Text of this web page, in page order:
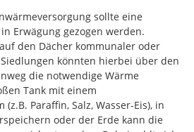
sollte eine
Erwägung gezogen werden.
den Dächer kommunaler oder
könnten hierbei über den
die notwendige Wärme
Tank mit einem
Paraffin, Salz, Wasser-Eis), in
oder der Erde kann die